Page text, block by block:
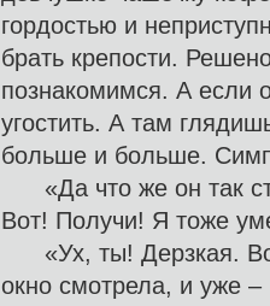
гордостью и
брать крепости.
познакомимся. А если
угостить. А там
больше и больше.
«Да что же он так
Вот! Получи! Я тоже
«Ух, ты! Дерзкая.
окно смотрела, и уже